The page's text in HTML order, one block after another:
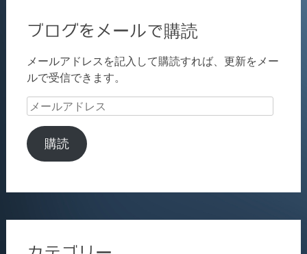
ブログをメールで購読
メールアドレスを記入して購読すれば、更新をメー
ルで受信できます。
メ
ル
ア
購読